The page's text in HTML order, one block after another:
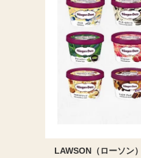
LAWSON（ローソン